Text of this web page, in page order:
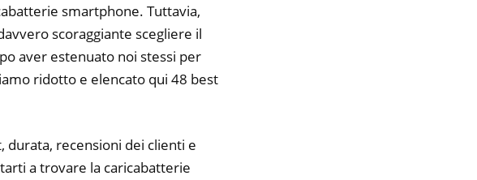
smartphone. Tuttavia,
scoraggiante scegliere il
aver estenuato noi stessi per
ridotto e elencato qui 48 best
durata, recensioni dei clienti e
a trovare la caricabatterie